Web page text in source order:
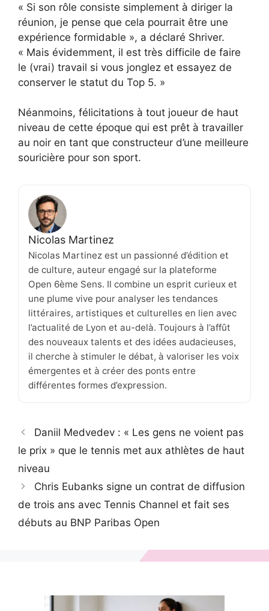
« Si son rôle consiste simplement à diriger la
réunion, je pense que cela pourrait être une
expérience formidable », a déclaré Shriver.
« Mais évidemment, il est très difficile de faire
le (vrai) travail si vous jonglez et essayez de
conserver le statut du Top 5. »
Néanmoins, félicitations à tout joueur de haut
niveau de cette époque qui est prêt à travailler
au noir en tant que constructeur d’une meilleure
souricière pour son sport.
Nicolas Martinez
Nicolas Martinez est un passionné d’édition et
de culture, auteur engagé sur la plateforme
Open 6ème Sens. Il combine un esprit curieux et
une plume vive pour analyser les tendances
littéraires, artistiques et culturelles en lien avec
l’actualité de Lyon et au-delà. Toujours à l’affût
des nouveaux talents et des idées audacieuses,
il cherche à stimuler le débat, à valoriser les voix
émergentes et à créer des ponts entre
différentes formes d’expression.
Daniil Medvedev : « Les gens ne voient pas
le prix » que le tennis met aux athlètes de haut
niveau
Chris Eubanks signe un contrat de diffusion
de trois ans avec Tennis Channel et fait ses
débuts au BNP Paribas Open